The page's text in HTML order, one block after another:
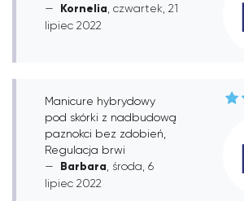
Kornelia , czwartek, 21
lipiec 2022
Manicure hybrydowy
pod skórki z nadbudową
paznokci bez zdobień,
Regulacja brwi
Barbara , środa, 6
lipiec 2022